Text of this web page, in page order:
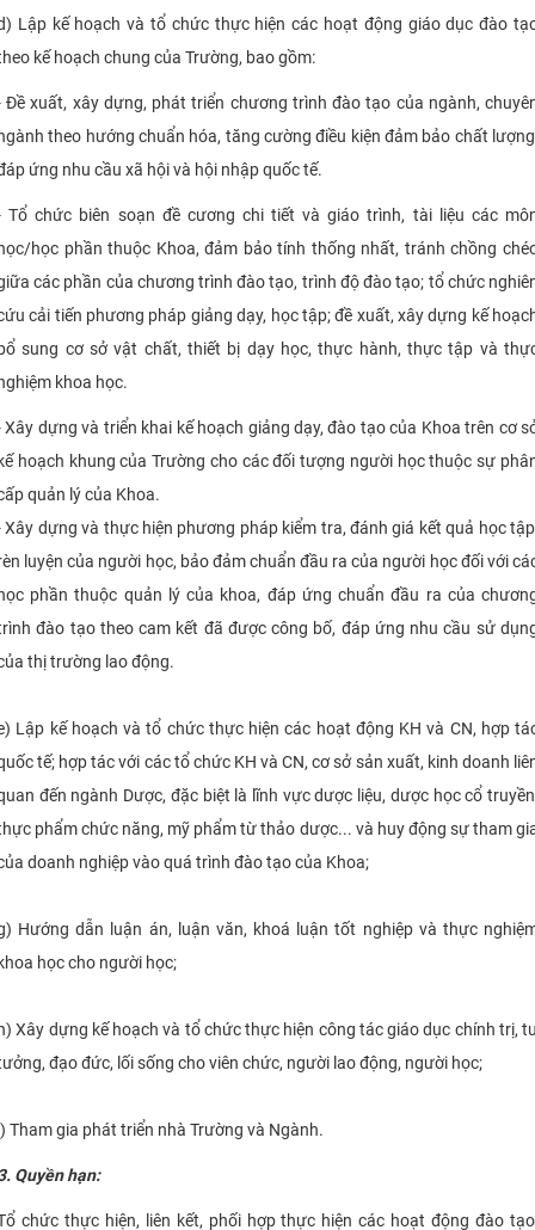
Lập kế hoạch và tổ chức thực hiện các hoạt động giáo dục đào
kế hoạch chung của Trường, bao gồm:
Đề xuất, xây dựng, phát triển chương trình đào tạo của ngành,
theo hướng chuẩn hóa, tăng cường điều kiện đảm bảo chất
ứng nhu cầu xã hội và hội nhập quốc tế.
Tổ chức biên soạn đề cương chi tiết và giáo trình, tài liệu các
học phần thuộc Khoa, đảm bảo tính thống nhất, tránh chồng
các phần của chương trình đào tạo, trình độ đào tạo; tổ chức
cải tiến phương pháp giảng dạy, học tập; đề xuất, xây dựng kế
sung cơ sở vật chất, thiết bị dạy học, thực hành, thực tập và
khoa học.
Xây dựng và triển khai kế hoạch giảng dạy, đào tạo của Khoa trên cơ
hoạch khung của Trường cho các đối tượng người học thuộc sự
quản lý của Khoa.
Xây dựng và thực hiện phương pháp kiểm tra, đánh giá kết quả học
luyện của người học, bảo đảm chuẩn đầu ra của người học đối với
phần thuộc quản lý của khoa, đáp ứng chuẩn đầu ra của
đào tạo theo cam kết đã được công bố, đáp ứng nhu cầu sử
thị trường lao động.
Lập kế hoạch và tổ chức thực hiện các hoạt động KH và CN, hợp
tế; hợp tác với các tổ chức KH và CN, cơ sở sản xuất, kinh doanh
đến ngành Dược, đặc biệt là lĩnh vực dược liệu, dược học cổ
phẩm chức năng, mỹ phẩm từ thảo dược... và huy động sự tham
doanh nghiệp vào quá trình đào tạo của Khoa;
Hướng dẫn luận án, luận văn, khoá luận tốt nghiệp và thực
học cho người học;
Xây dựng kế hoạch và tổ chức thực hiện công tác giáo dục chính trị,
đạo đức, lối sống cho viên chức, người lao động, người học;
Tham gia phát triển nhà Trường và Ngành.
Quyền hạn:
chức thực hiện, liên kết, phối hợp thực hiện các hoạt động đào